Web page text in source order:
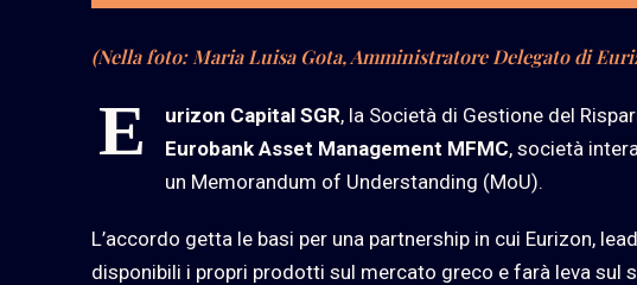
(Nella foto: Maria Luisa Gota, Amministratore Delegato di
E urizon Capital SGR, la Società di Gestione del
Eurobank Asset Management MFMC, società
un Memorandum of Understanding (MoU).
L’accordo getta le basi per una partnership in cui Eurizon,
disponibili i propri prodotti sul mercato greco e farà leva sul